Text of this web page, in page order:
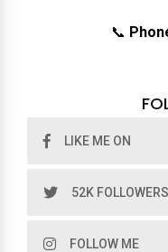
📞
LIKE ME ON
52K FOLLOWERS
FOLLOW ME